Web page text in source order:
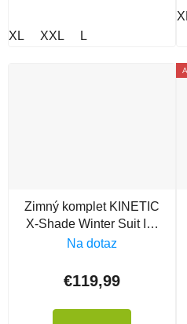
XL XXL L
Zimný komplet KINETIC
X-Shade Winter Suit Ivy
Green
Na dotaz
€119,99